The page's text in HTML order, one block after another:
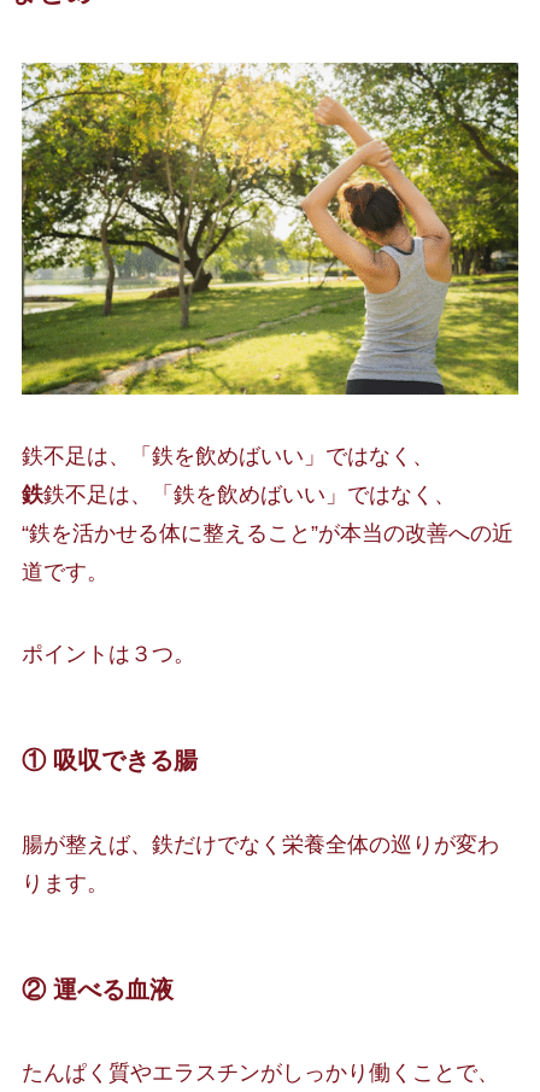
鉄不足は、「鉄を飲めばいい」ではなく、
鉄鉄不足は、「鉄を飲めばいい」ではなく、
“鉄を活かせる体に整えること”が本当の改善への近
道です。
ポイントは３つ。
① 吸収できる腸
腸が整えば、鉄だけでなく栄養全体の巡りが変わ
ります。
② 運べる血液
たんぱく質やエラスチンがしっかり働くことで、